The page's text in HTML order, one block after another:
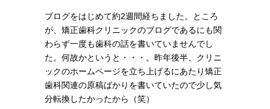
ブログをはじめて約2週間経ちました。ところ
が、矯正歯科クリニックのブログであるにも関
わらず一度も歯科の話を書いていませんでし
た。何故かというと・・・。昨年後半、クリニ
ックのホームページを立ち上げるにあたり矯正
歯科関連の原稿ばかりを書いていたので少し気
分転換したかったから（笑）